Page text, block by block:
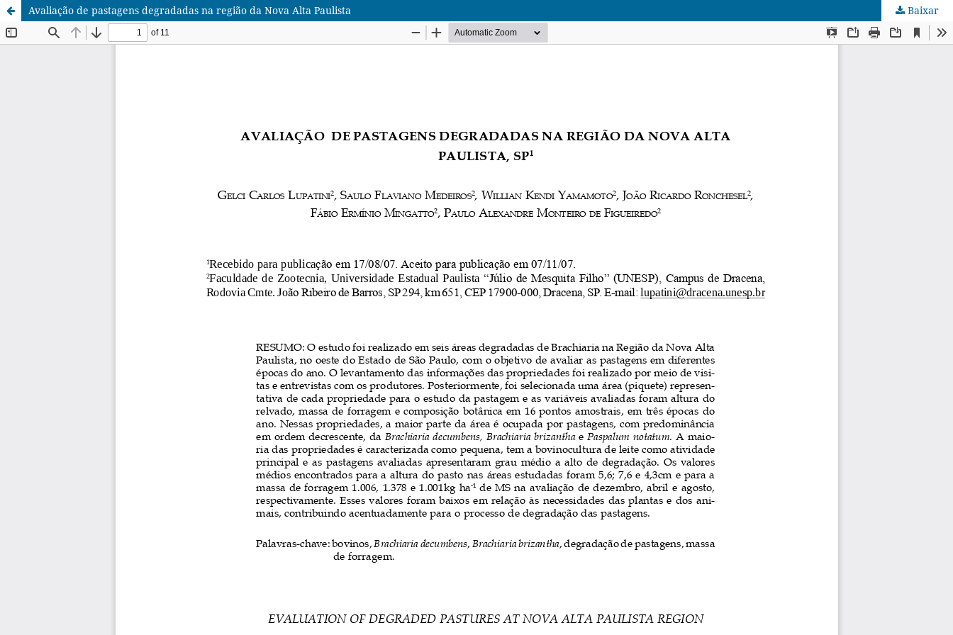
Avaliação de pastagens degradadas na região da Nova Alta Paulista Baixar